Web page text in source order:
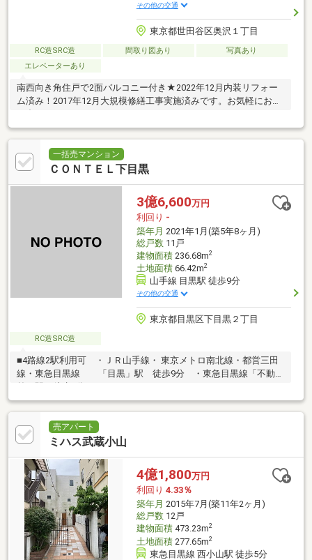
その他の交通
東京都世田谷区奥沢１丁目
RC造SRC造 間取り図あり
写真あり
エレベーターあり
南西向き角住戸で2面バルコニー付き★2022年12月内装リフォー
ム済み！2017年12月大規模修繕工事実施済みです。お気軽にお問
一括売マンション
ＣＯＮＴＥＬ下目黒
3億6,600万円
利回り -
築年月 2021年1月(築5年8ヶ月)
総戸数11戸
建物面積236.68m2
土地面積66.42m2
山手線 目黒駅 徒歩9分
その他の交通
東京都目黒区下目黒２丁目
RC造SRC造
■4路線2駅利用可 ・ＪＲ山手線・ 東京メトロ南北線・都営三田
線・東急目黒線 「目黒」駅 徒歩9分 ・東急目黒線「不動
売アパート
ミハス武蔵小山
4億1,800万円
利回り 4.33％
築年月 2015年7月(築11年2ヶ月)
総戸数12戸
建物面積473.23m2
土地面積277.65m2
東急目黒線 西小山駅 徒歩5分